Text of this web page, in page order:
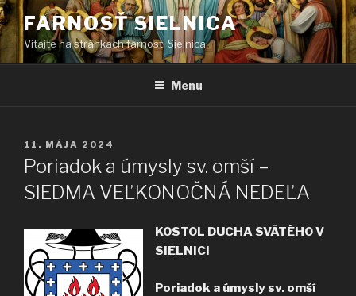
Prejsť
na
obsah
FARNOSŤ SIELNICA
Vitajte na stránkach farnosti Sielnica
Menu
PUBLIKOVANÉ
11. MÁJA 2024
Poriadok a úmysly sv. omší –
SIEDMA VEĽKONOČNÁ NEDEĽA
KOSTOL DUCHA SVÄTÉHO V
SIELNICI
Poriadok a úmysly sv. omší